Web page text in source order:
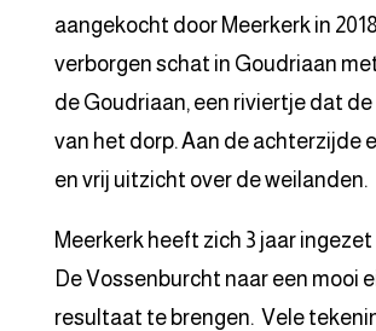
aangekocht door Meerkerk in
verborgen schat in Goudriaan
de Goudriaan, een riviertje dat
van het dorp. Aan de achterzijde
en vrij uitzicht over de weilanden.
Meerkerk heeft zich 3 jaar
De Vossenburcht naar een mooi
resultaat te brengen. Vele